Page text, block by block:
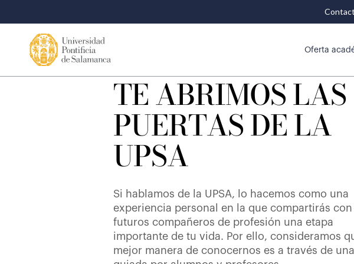
Oferta
TE ABRIMOS LAS
PUERTAS DE LA
UPSA
Si hablamos de la UPSA, lo hacemos como una
experiencia personal en la que compartirás con
futuros compañeros de profesión una etapa
importante de tu vida. Por ello, consideramos
mejor manera de conocernos es a través de